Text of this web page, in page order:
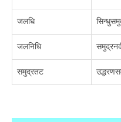
जलधि
जलनिधि
समुद्रतट